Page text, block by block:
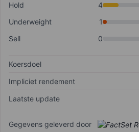
Hold
4
Underweight
1
Sell
0
Koersdoel
Impliciet rendement
Laatste update
Gegevens geleverd door